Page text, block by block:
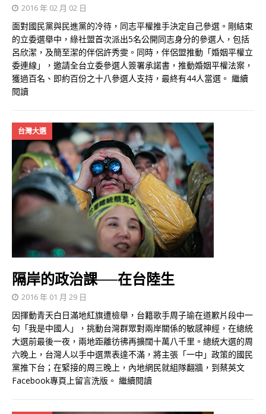
2016 年 02 月 02 日
面對國民黨與民進黨的冷待，同志平權推手決定自己參選。剛結束
的立委選舉中，綠社盟首次派出5名公開同志身分的參選人，包括
呂欣潔，及簡至潔的伴侶許秀雯。同時，伴侶盟推動「婚姻平權立
委連線」，邀請全台立委參選人簽署承諾書，推動婚姻平權法案，
獲過百名、即約百份之十八參選人支持，最終有44人當選。 繼續
閱讀
台灣大選
隔岸的政治課──在台陸生
2016 年 01 月 29 日
因揮動青天白日滿地紅旗遭檢舉，台籍歌手周子瑜在道歉片段中一
句「我是中國人」，挑動台灣群眾對兩岸關係的敏感神經，在總統
大選前最後一夜，兩地距離彷彿再擴闊十萬八千里。總統大選的周
六晚上，台灣人以手中選票表達不滿，將主張「一中」政策的國民
黨推下台；在緊接的周三晚上，內地網民就組隊翻牆，到蔡英文
Facebook專頁上留言洗版。 繼續閱讀